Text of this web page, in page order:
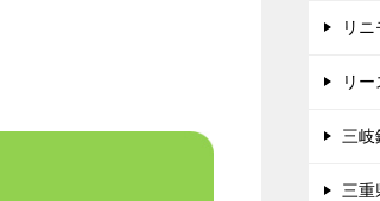
リ
リ
三岐
三重